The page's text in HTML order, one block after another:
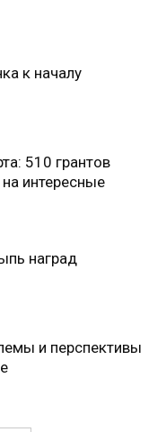
к началу
510 грантов
интересные
наград
и перспективы